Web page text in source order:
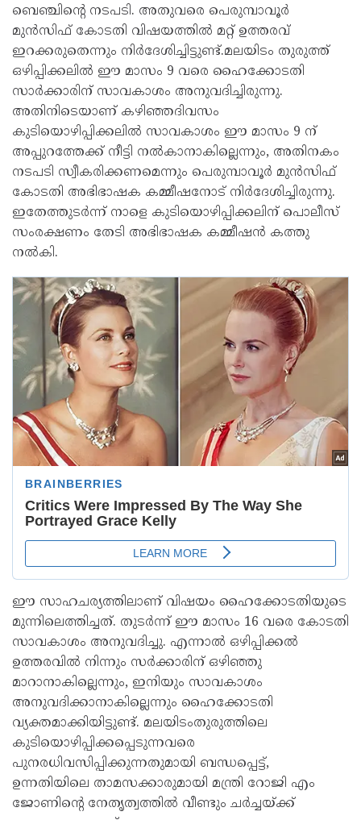
ബെഞ്ചിന്റെ നടപടി. അതുവരെ പെരുമ്പാവൂര്‍
മുന്‍സിഫ് കോടതി വിഷയത്തില്‍ മറ്റ് ഉത്തരവ്
ഇറക്കരുതെന്നും നിര്‍ദേശിച്ചിട്ടുണ്ട്.മലയിടം തുരുത്ത്
ഒഴിപ്പിക്കലില്‍ ഈ മാസം 9 വരെ ഹൈക്കോടതി
സാര്‍ക്കാരിന് സാവകാശം അനുവദിച്ചിരുന്നു.
അതിനിടെയാണ് കഴിഞ്ഞദിവസം
കുടിയൊഴിപ്പിക്കലില്‍ സാവകാശം ഈ മാസം 9 ന്
അപ്പുറത്തേക്ക് നീട്ടി നല്‍കാനാകില്ലെന്നും, അതിനകം
നടപടി സ്വീകരിക്കണമെന്നും പെരുമ്പാവൂര്‍ മുന്‍സിഫ്
കോടതി അഭിഭാഷക കമ്മീഷനോട് നിര്‍ദേശിച്ചിരുന്നു.
ഇതേത്തുടര്‍ന്ന് നാളെ കുടിയൊഴിപ്പിക്കലിന് പൊലീസ്
സംരക്ഷണം തേടി അഭിഭാഷക കമ്മീഷന്‍ കത്തു
നല്‍കി.
ഈ സാഹചര്യത്തിലാണ് വിഷയം ഹൈക്കോടതിയുടെ
മുന്നിലെത്തിച്ചത്. തുടര്‍ന്ന് ഈ മാസം 16 വരെ കോടതി
സാവകാശം അനുവദിച്ചു. എന്നാല്‍ ഒഴിപ്പിക്കല്‍
ഉത്തരവില്‍ നിന്നും സര്‍ക്കാരിന് ഒഴിഞ്ഞു
മാറാനാകില്ലെന്നും, ഇനിയും സാവകാശം
അനുവദിക്കാനാകില്ലെന്നും ഹൈക്കോടതി
വ്യക്തമാക്കിയിട്ടുണ്ട്. മലയിടംതുരുത്തിലെ
കുടിയൊഴിപ്പിക്കപ്പെടുന്നവരെ
പുനരധിവസിപ്പിക്കുന്നതുമായി ബന്ധപ്പെട്ട്,
ഉന്നതിയിലെ താമസക്കാരുമായി മന്ത്രി റോജി എം
ജോണിന്റെ നേതൃത്വത്തില്‍ വീണ്ടും ചര്‍ച്ചയ്ക്ക്